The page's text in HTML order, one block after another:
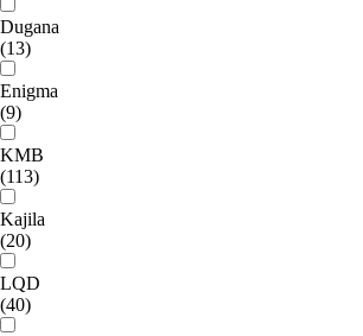
Dugana
(13)
Enigma
(9)
KMB
(113)
Kajila
(20)
LQD
(40)